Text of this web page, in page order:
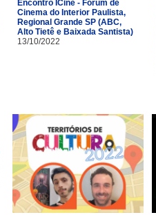
Encontro ICine - Fórum de
Cinema do Interior Paulista,
Regional Grande SP (ABC,
Alto Tietê e Baixada Santista)
13/10/2022